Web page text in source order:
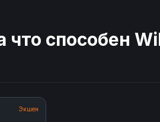
что способен
Экшен